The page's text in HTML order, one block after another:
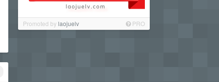
Promoted bylaojuelv PRO